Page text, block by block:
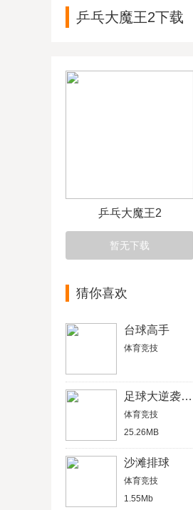
解版 验服
乒乓大魔王2下载
乒乓大魔王2
暂无下载
猜你喜欢
台球高手
体育竞技
足球大逆袭满v版
体育竞技
25.26MB
沙滩排球
体育竞技
1.55Mb